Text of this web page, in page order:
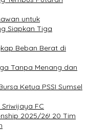
untuk
Siapkan Tiga
Beban Berat di
Tanpa Menang dan
Ketua PSSI Sumsel
Sriwijaya FC
2025/26! 20 Tim